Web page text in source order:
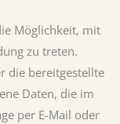
Möglichkeit, mit
zu treten.
die bereitgestellte
Daten, die im
per E-Mail oder